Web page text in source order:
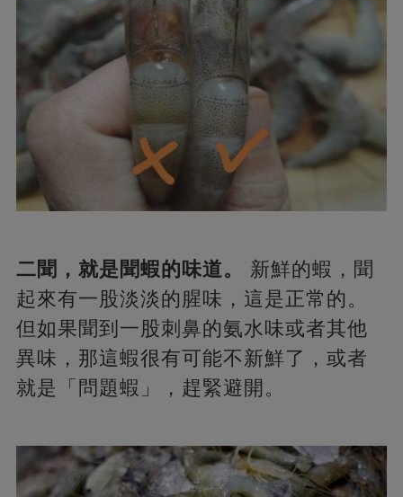
二聞，就是聞蝦的味道。 新鮮的蝦，聞
起來有一股淡淡的腥味，這是正常的。
但如果聞到一股刺鼻的氨水味或者其他
異味，那這蝦很有可能不新鮮了，或者
就是「問題蝦」，趕緊避開。